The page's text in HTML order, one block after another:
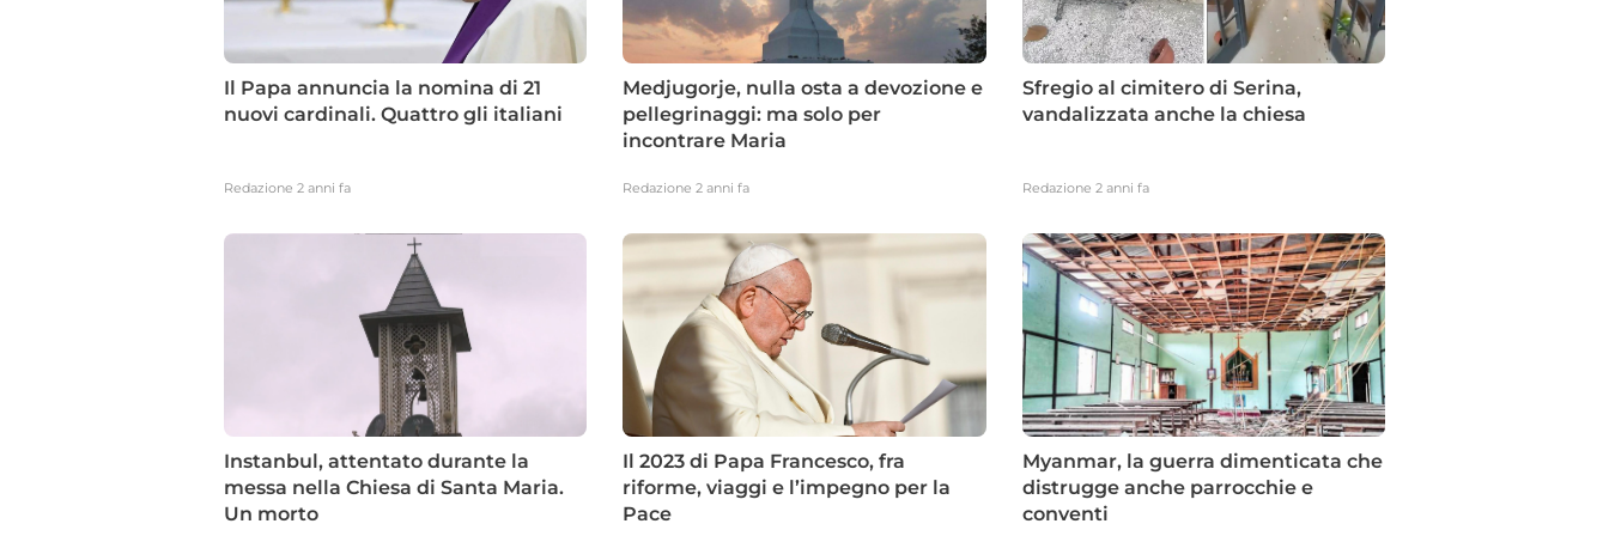
Il Papa annuncia la nomina di 21
nuovi cardinali. Quattro gli italiani
Redazione 2 anni fa
Medjugorje, nulla osta a devozione e
pellegrinaggi: ma solo per
incontrare Maria
Redazione2 anni fa
Sfregio al cimitero di Serina,
vandalizzata anche la chiesa
Redazione 2 anni fa
Instanbul, attentato durante la
messa nella Chiesa di Santa Maria.
Un morto
Il 2023 di Papa Francesco, fra
riforme, viaggi e l’impegno per la
Pace
Myanmar, la guerra dimenticata che
distrugge anche parrocchie e
conventi